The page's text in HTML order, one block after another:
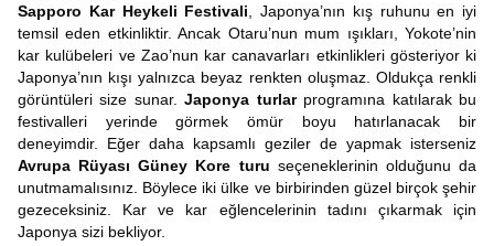
Sapporo Kar Heykeli Festivali , Japonya’nın kış ruhunu en iyi
temsil eden etkinliktir. Ancak Otaru’nun mum ışıkları, Yokote’nin
kar kulübeleri ve Zao’nun kar canavarları etkinlikleri gösteriyor ki
Japonya’nın kışı yalnızca beyaz renkten oluşmaz. Oldukça renkli
görüntüleri size sunar.Japonya turlarprogramına katılarak bu
festivalleri yerinde görmek ömür boyu hatırlanacak bir
deneyimdir. Eğer daha kapsamlı geziler de yapmak isterseniz
Avrupa Rüyası Güney Kore turu seçeneklerinin olduğunu da
unutmamalısınız. Böylece iki ülke ve birbirinden güzel birçok şehir
gezeceksiniz. Kar ve kar eğlencelerinin tadını çıkarmak için
Japonya sizi bekliyor.